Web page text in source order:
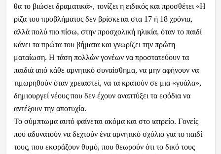
θα το βιώσει δραματικά», τονίζει η ειδικός και προσθέτει «Η
ρίζα του προβλήματος δεν βρίσκεται στα 17 ή 18 χρόνια,
αλλά πολύ πιο πίσω, στην προσχολική ηλικία, όταν το παιδί
κάνει τα πρώτα του βήματα και γνωρίζει την πρώτη
ματαίωση. Η τάση πολλών γονέων να προστατεύουν τα
παιδιά από κάθε αρνητικό συναίσθημα, να μην αφήνουν να
τιμωρηθούν όταν χρειαστεί, να τα κρατούν σε μια «γυάλα»,
δημιουργεί νέους που δεν έχουν αναπτύξει τα εφόδια να
αντέξουν την αποτυχία.
Το σύμπτωμα αυτό φαίνεται ακόμα και στο ιατρείο. Γονείς
που αδυνατούν να δεχτούν ένα αρνητικό σχόλιο για το παιδί
τους, που εκφράζουν θυμό, που θεωρούν ότι το δικό τους